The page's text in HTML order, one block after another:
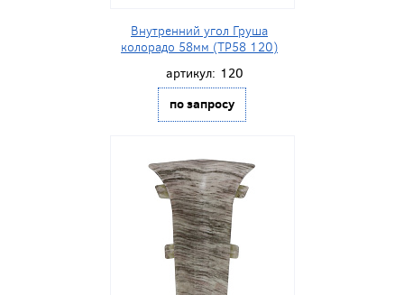
Внутренний угол Груша
колорадо 58мм (ТР58 120)
артикул: 120
по запросу